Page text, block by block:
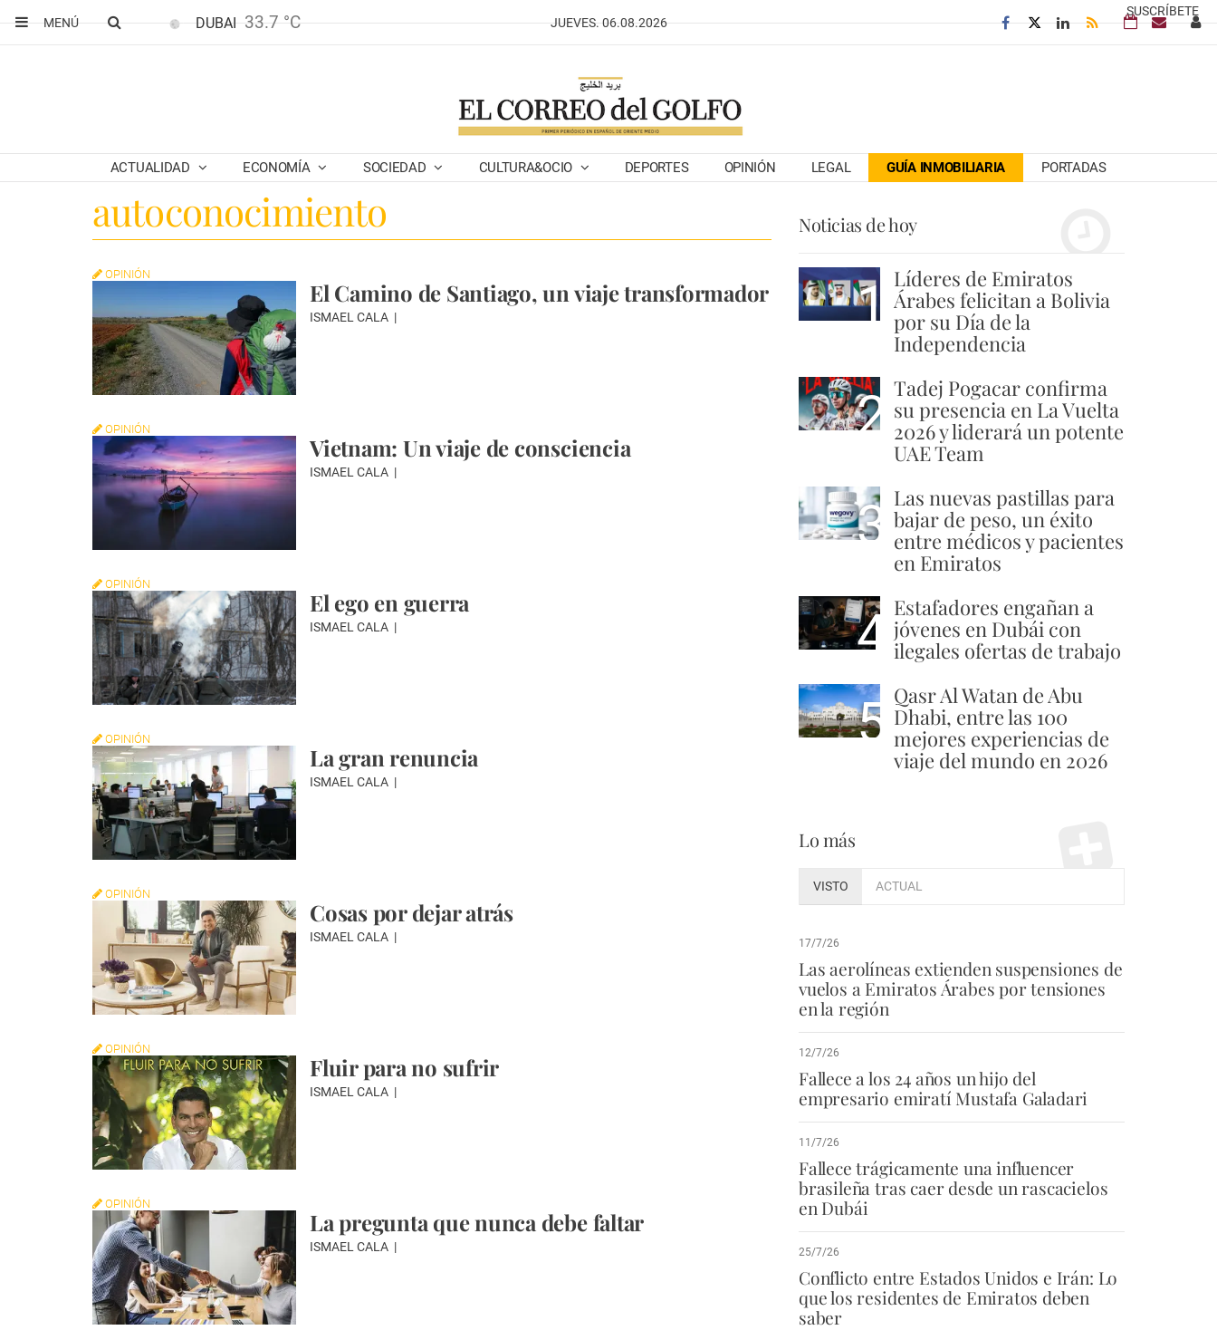
SUSCRÍBETE
MENÚ
DUBAI 33.7 °C JUEVES. 06.08.2026
ACTUALIDAD ECONOMÍA SOCIEDAD CULTURA&OCIO DEPORTES OPINIÓN LEGAL GUÍA INMOBILIARIA PORTADAS
autoconocimiento
OPINIÓN
El Camino de Santiago, un viaje transformador
ISMAEL CALA
OPINIÓN
Vietnam: Un viaje de consciencia
ISMAEL CALA
OPINIÓN
El ego en guerra
ISMAEL CALA
OPINIÓN
La gran renuncia
ISMAEL CALA
OPINIÓN
Cosas por dejar atrás
ISMAEL CALA
OPINIÓN
Fluir para no sufrir
ISMAEL CALA
OPINIÓN
La pregunta que nunca debe faltar
ISMAEL CALA
Noticias de hoy
1 Líderes de Emiratos
Árabes felicitan a Bolivia
por su Día de la
Independencia
2 Tadej Pogacar confirma
su presencia en La Vuelta
2026 y liderará un potente
UAE Team
3 Las nuevas pastillas para
bajar de peso, un éxito
entre médicos y pacientes
en Emiratos
4 Estafadores engañan a
jóvenes en Dubái con
ilegales ofertas de trabajo
5 Qasr Al Watan de Abu
Dhabi, entre las 100
mejores experiencias de
viaje del mundo en 2026
Lo más
VISTO ACTUAL
17/7/26
Las aerolíneas extienden suspensiones de
vuelos a Emiratos Árabes por tensiones
en la región
12/7/26
Fallece a los 24 años un hijo del
empresario emiratí Mustafa Galadari
11/7/26
Fallece trágicamente una influencer
brasileña tras caer desde un rascacielos
en Dubái
25/7/26
Conflicto entre Estados Unidos e Irán: Lo
que los residentes de Emiratos deben
saber